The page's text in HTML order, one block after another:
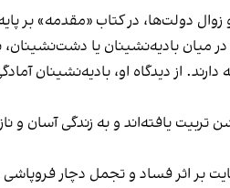
پیدایش و زوال دولت‌ها، در کتاب
بادیه‌نشینان یا
دیدگاه او، بادیه‌نشینان آمادگی
یافته‌اند و به زندگی آسان و
بر اثر فساد و تجمل دچار